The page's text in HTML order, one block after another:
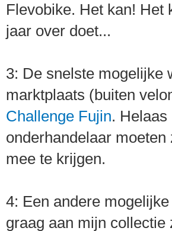
Flevobike. Het kan! Het
jaar over doet...
3: De snelste mogelijke
marktplaats (buiten
Challenge Fujin.
onderhandelaar
mee te krijgen.
4: Een andere
graag aan mijn